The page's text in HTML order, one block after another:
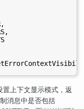
置上下文显示模式，返
消息中是否包括